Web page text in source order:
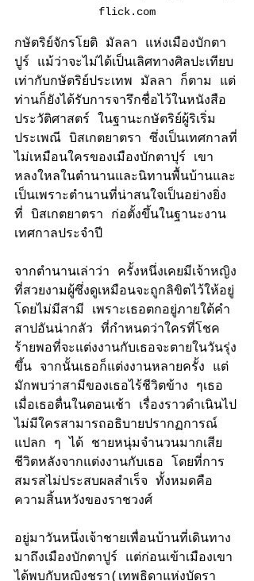
flick.com
กษัตริย์จักรโยติ มัลลา แห่งเมืองบักตา
ปูร์ แม้ว่าจะไม่ได้เป็นเลิศทางศิลปะเทียบ
เท่ากับกษัตริย์ประเทพ มัลลา ก็ตาม แต่
ท่านก็ยังได้รับการจารึกชื่อไว้ในหนังสือ
ประวัติศาสตร์ ในฐานะกษัตริย์ผู้ริเริ่ม
ประเพณี บิสเกตยาตรา ซึ่งเป็นเทศกาลที่
ไม่เหมือนใครของเมืองบักตาปุร์ เขา
หลงใหลในตำนานและนิทานพื้นบ้านและ
เป็นเพราะตำนานที่น่าสนใจเป็นอย่างยิ่ง
ที่ บิสเกตยาตรา ก่อตั้งขึ้นในฐานะงาน
เทศกาลประจำปี
จากตำนานเล่าว่า ครั้งหนึ่งเคยมีเจ้าหญิง
ที่สวยงามผู้ซึ่งดูเหมือนจะถูกลิขิตไว้ให้อยู่
โดยไม่มีสามี เพราะเธอตกอยู่ภายใต้คำ
สาปอันน่ากลัว ที่กำหนดว่าใครที่โชค
ร้ายพอที่จะแต่งงานกับเธอจะตายในวันรุ่ง
ขึ้น จากนั้นเธอก็แต่งงานหลายครั้ง แต่
มักพบว่าสามีของเธอไร้ชีวิตข้าง ๆเธอ
เมื่อเธอตื่นในตอนเช้า เรื่องราวดำเนินไป
ไม่มีใครสามารถอธิบายปรากฏการณ์
แปลก ๆ ได้ ชายหนุ่มจำนวนมากเสีย
ชีวิตหลังจากแต่งงานกับเธอ โดยที่การ
สมรสไม่ประสบผลสำเร็จ ทั้งหมดคือ
ความสิ้นหวังของราชวงศ์
อยู่มาวันหนึ่งเจ้าชายเพื่อนบ้านที่เดินทาง
มาถึงเมืองบักตาปูร์ แต่ก่อนเข้าเมืองเขา
ได้พบกับหญิงชรา(เทพธิดาแห่งบัดรา